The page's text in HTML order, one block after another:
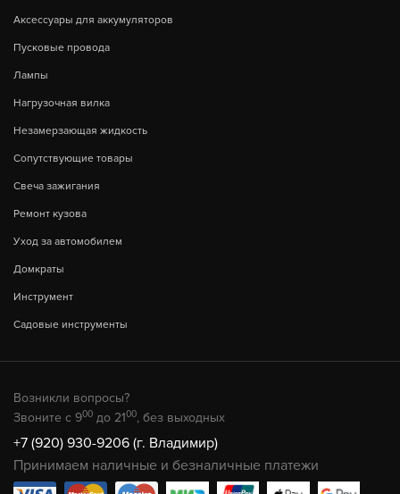
Аксессуары для аккумуляторов
Пусковые провода
Лампы
Нагрузочная вилка
Незамерзающая жидкость
Сопутствующие товары
Свеча зажигания
Ремонт кузова
Уход за автомобилем
Домкраты
Инструмент
Садовые инструменты
Возникли вопросы?
Звоните с 900 до 2100, без выходных
+7 (920) 930-9206 (г. Владимир)
Принимаем наличные и безналичные платежи